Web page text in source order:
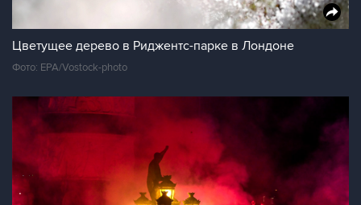
Цветущее дерево в Риджентс-парке в Лондоне
Фото: EPA/Vostock-photo